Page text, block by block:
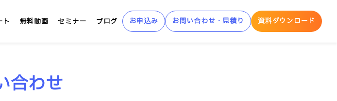
グ
デミー
ト 無料動画 セミナー ブログ お申込み お問い合わせ・見積り 資料ダウンロード
合わせ